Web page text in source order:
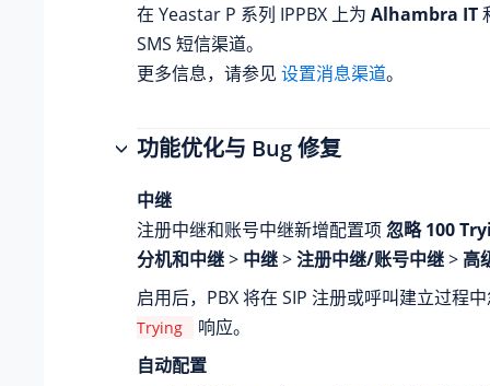
在 Yeastar P 系列 IPPBX 上为 Alhambra IT
SMS 短信渠道。
更多信息，请参见 设置消息渠道。
功能优化与 Bug 修复
中继
注册中继和账号中继新增配置项忽略 100
分机和中继> 中继>注册中继/账号中继> 高
启用后，PBX 将在 SIP 注册或呼叫建立过程
Trying
响应。
自动配置